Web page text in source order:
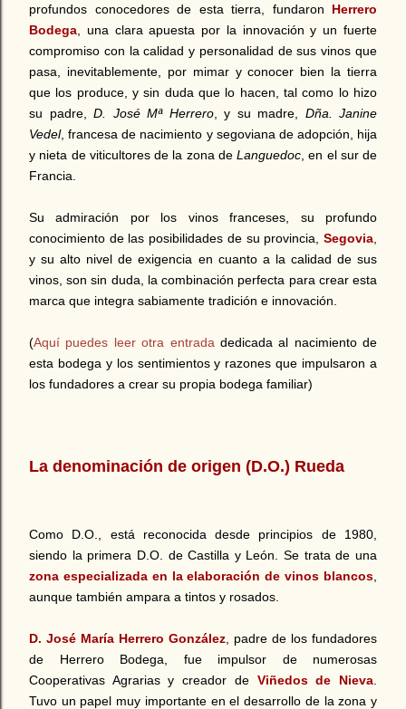
profundos conocedores de esta tierra, fundaron Herrero
Bodega , una clara apuesta por la innovación y un fuerte
compromiso con la calidad y personalidad de sus vinos que
pasa, inevitablemente, por mimar y conocer bien la tierra
que los produce, y sin duda que lo hacen, tal como lo hizo
su padre, D. José Mª Herrero, y su madre, Dña. Janine
Vedel, francesa de nacimiento y segoviana de adopción, hija
y nieta de viticultores de la zona de Languedoc , en el sur de
Francia.
Su admiración por los vinos franceses, su profundo
conocimiento de las posibilidades de su provincia, Segovia
y su alto nivel de exigencia en cuanto a la calidad de sus
vinos, son sin duda, la combinación perfecta para crear esta
marca que integra sabiamente tradición e innovación.
(Aquí puedes leer otra entrada dedicada al nacimiento de
esta bodega y los sentimientos y razones que impulsaron a
los fundadores a crear su propia bodega familiar)
La denominación de origen (D.O.) Rueda
Como D.O., está reconocida desde principios de 1980,
siendo la primera D.O. de Castilla y León. Se trata de una
zona especializada en la elaboración de vinos blancos
aunque también ampara a tintos y rosados.
D. José María Herrero González , padre de los fundadores
de Herrero Bodega, fue impulsor de numerosas
Cooperativas Agrarias y creador de Viñedos de Nieva
Tuvo un papel muy importante en el desarrollo de la zona y